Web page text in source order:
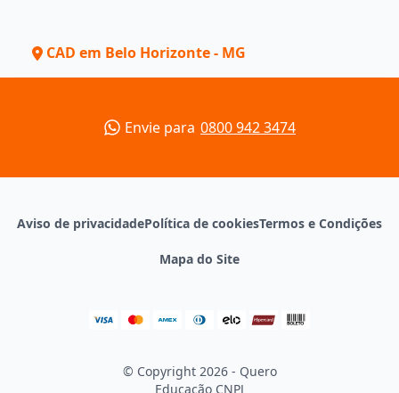
CAD em Belo Horizonte - MG
Envie para 0800 942 3474
Aviso de privacidadePolítica de cookiesTermos e Condições
Mapa do Site
© Copyright 2026 - Quero
Educação CNPJ